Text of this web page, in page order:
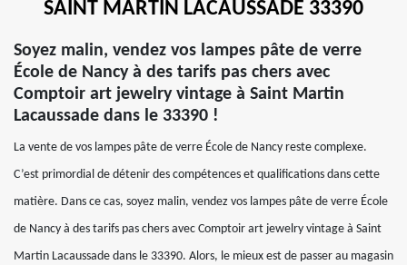
SAINT MARTIN LACAUSSADE 33390
Soyez malin, vendez vos lampes pâte de verre
École de Nancy à des tarifs pas chers avec
Comptoir art jewelry vintage à Saint Martin
Lacaussade dans le 33390 !
La vente de vos lampes pâte de verre École de Nancy reste complexe.
C’est primordial de détenir des compétences et qualifications dans cette
matière. Dans ce cas, soyez malin, vendez vos lampes pâte de verre École
de Nancy à des tarifs pas chers avec Comptoir art jewelry vintage à Saint
Martin Lacaussade dans le 33390. Alors, le mieux est de passer au magasin